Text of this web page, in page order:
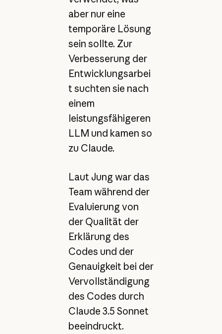
aber nur eine
temporäre Lösung
sein sollte. Zur
Verbesserung der
Entwicklungsarbei
t suchten sie nach
einem
leistungsfähigeren
LLM und kamen so
zu Claude.
Laut Jung war das
Team während der
Evaluierung von
der Qualität der
Erklärung des
Codes und der
Genauigkeit bei der
Vervollständigung
des Codes durch
Claude 3.5 Sonnet
beeindruckt.